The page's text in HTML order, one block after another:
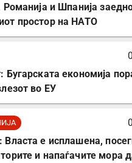
Романија и Шпанија
простор на НАТО
Бугарската економија
во ЕУ
е исплашена,
и напаѓачите мора